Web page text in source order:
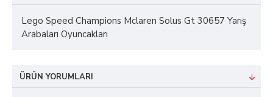
Lego Speed Champions Mclaren Solus Gt 30657 Yarış
Arabaları Oyuncakları
ÜRÜN YORUMLARI